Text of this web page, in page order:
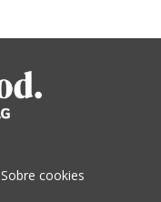
Sobre cookies